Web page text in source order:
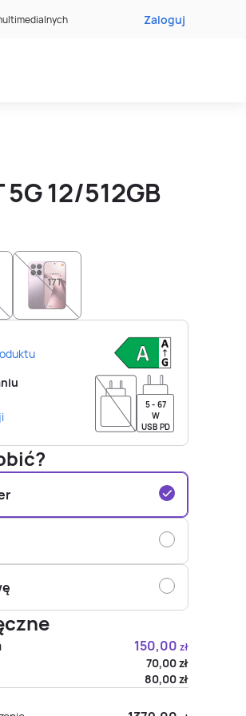
Zaloguj
12/512GB
5 - 67
W
USB PD
150,00 zł
70,00zł
80,00zł